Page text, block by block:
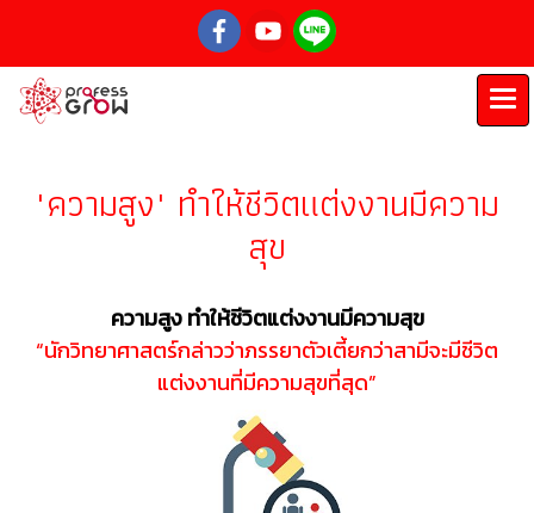
"ความสูง" ทำให้ชีวิตแต่งงานมีความ
สุข
ความสูง ทำให้ชีวิตแต่งงานมีความสุข
“นักวิทยาศาสตร์กล่าวว่าภรรยาตัวเตี้ยกว่าสามีจะมีชีวิต
แต่งงานที่มีความสุขที่สุด”